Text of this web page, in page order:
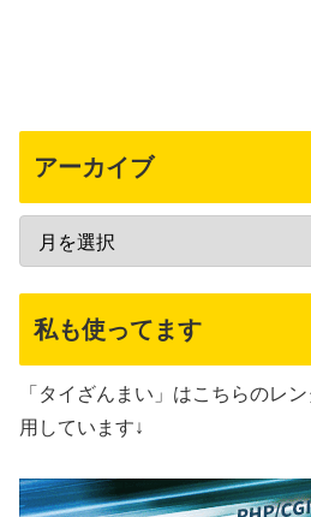
アーカイブ
私も使ってます
「タイざんまい」はこちらのレ
用しています↓